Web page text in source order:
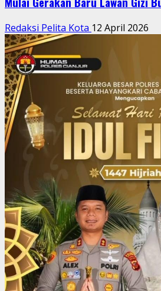
Redaksi Pelita Kota 12 April 2026